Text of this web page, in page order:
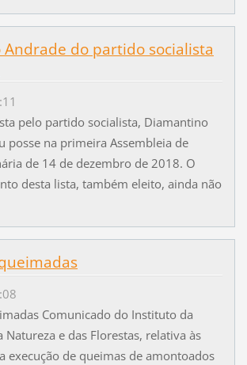
do partido socialista
pelo partido socialista, Diamantino
posse na primeira Assembleia de
de 14 de dezembro de 2018. O
desta lista, também eleito, ainda não
Comunicado do Instituto da
Natureza e das Florestas, relativa às
execução de queimas de amontoados